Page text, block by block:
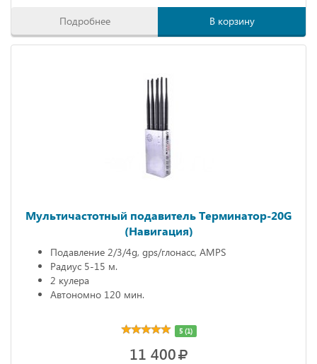
Подробнее В корзину
Мультичастотный подавитель Терминатор-20G
(Навигация)
Подавление 2/3/4g, gps/глонасс, AMPS
Радиус 5-15 м.
2 кулера
Автономно 120 мин.
5 (1)
11 400